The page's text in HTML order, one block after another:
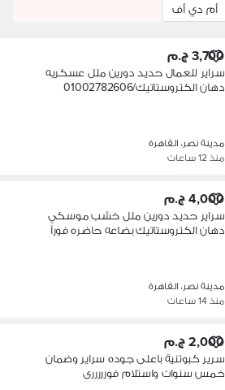
أم دي أف
3,700 ج.م
سراير للعمال حديد دورين ملل عسكريه
دهان الكتروستاتيك/01002782606
مدينة نصر، القاهرة
منذ 12 ساعات
4,000 ج.م
سراير حديد دورين ملل خشب موسكي
دهان الكتروستاتيك بضاعه حاضره فورآ
مدينة نصر، القاهرة
منذ 14 ساعات
2,000 ج.م
سرير كبوتنية باعلى جوده سراير وضمان
خمس سنوات واستلام فورررررى